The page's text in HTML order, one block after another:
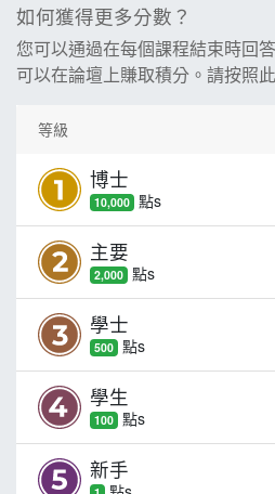
如何獲得更多分數？
您可以通過在每個課程結束時回
可以在論壇上賺取積分。請按照
等級
博士
10,000 點s
主要
2,000 點s
學士
500 點s
學生
100 點s
新手